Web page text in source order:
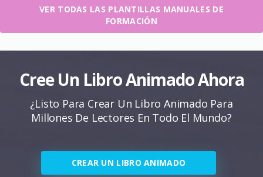
VER TODAS LAS PLANTILLAS MANUALES DE
FORMACIÓN
Cree Un Libro Animado Ahora
¿Listo Para Crear Un Libro Animado Para
Millones De Lectores En Todo El Mundo?
CREAR UN LIBRO ANIMADO